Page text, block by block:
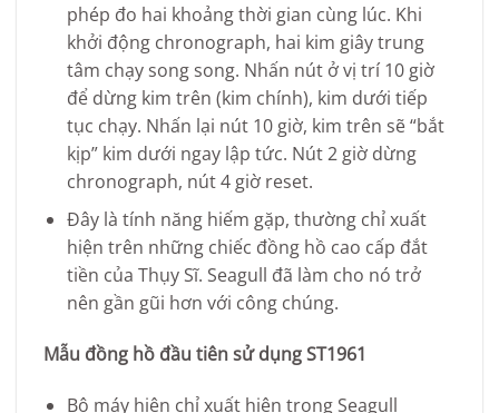
phép đo hai khoảng thời gian cùng lúc. Khi
khởi động chronograph, hai kim giây trung
tâm chạy song song. Nhấn nút ở vị trí 10 giờ
để dừng kim trên (kim chính), kim dưới tiếp
tục chạy. Nhấn lại nút 10 giờ, kim trên sẽ “bắt
kịp” kim dưới ngay lập tức. Nút 2 giờ dừng
chronograph, nút 4 giờ reset.
Đây là tính năng hiếm gặp, thường chỉ xuất
hiện trên những chiếc đồng hồ cao cấp đắt
tiền của Thụy Sĩ. Seagull đã làm cho nó trở
nên gần gũi hơn với công chúng.
Mẫu đồng hồ đầu tiên sử dụng ST1961
Bộ máy hiện chỉ xuất hiện trong Seagull